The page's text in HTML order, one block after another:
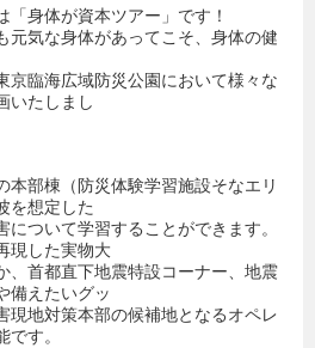
身体が資本ツアー」です！
元気な身体があってこそ、身体の健
京臨海広域防災公園において様々な
いたしまし
本部棟（防災体験学習施設そなエリ
を想定した
ついて学習することができます。
現した実物大
、首都直下地震特設コーナー、地震
備えたいグッ
現地対策本部の候補地となるオペレ
す。